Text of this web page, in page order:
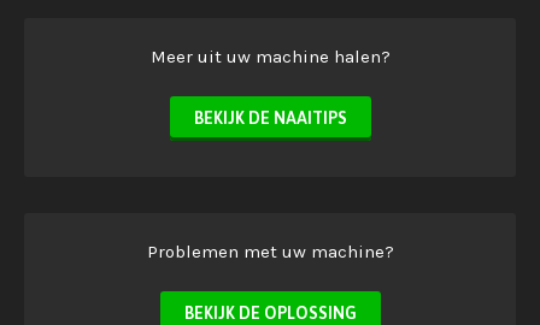
Meer uit uw machine halen?
BEKIJK DE NAAITIPS
Problemen met uw machine?
BEKIJK DE OPLOSSING